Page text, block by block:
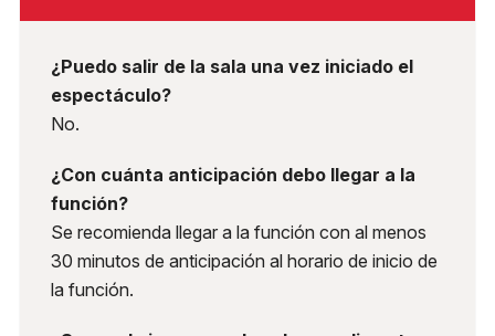
¿Puedo salir de la sala una vez iniciado el
espectáculo?
No.
¿Con cuánta anticipación debo llegar a la
función?
Se recomienda llegar a la función con al menos
30 minutos de anticipación al horario de inicio de
la función.